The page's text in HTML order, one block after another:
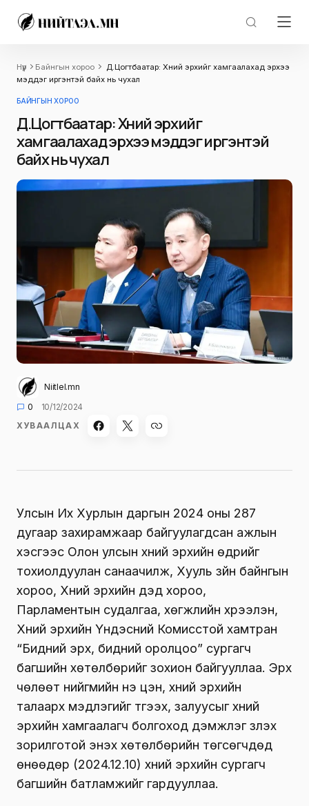
Нүүр Байнгын хороо
Д.Цогтбаатар: Хүний эрхийг хамгаалахад эрхээ
мэддэг иргэнтэй байх нь чухал
БАЙНГЫН ХОРОО
Д.Цогтбаатар: Хүний эрхийг
хамгаалахад эрхээ мэддэг иргэнтэй
байх нь чухал
Niitlel.mn
0
10/12/2024
ХУВААЛЦАХ
Улсын Их Хурлын даргын 2024 оны 287
дугаар захирамжаар байгуулагдсан ажлын
хэсгээс Олон улсын хүний эрхийн өдрийг
тохиолдуулан санаачилж, Хууль зүйн байнгын
хороо, Хүний эрхийн дэд хороо,
Парламентын судалгаа, хөгжлийн хүрээлэн,
Хүний эрхийн Үндэсний Комисстой хамтран
“Бидний эрх, бидний оролцоо” сургагч
багшийн хөтөлбөрийг зохион байгууллаа. Эрх
чөлөөт нийгмийн үнэ цэн, хүний эрхийн
талаарх мэдлэгийг түгээх, залуусыг хүний
эрхийн хамгаалагч болгоход дэмжлэг үзүүлэх
зорилготой энэхүү хөтөлбөрийн төгсөгчдөд
өнөөдөр (2024.12.10) хүний эрхийн сургагч
багшийн батламжийг гардууллаа.